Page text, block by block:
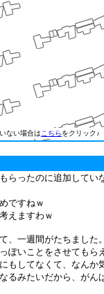
ない場合は こちらをクリック♪
らったのに追加してい
ですねｗ
えますわｗ
、一週間がたちました。
ぽいことをさせてもら
もしてなくて、なん
るみたいだから、がん